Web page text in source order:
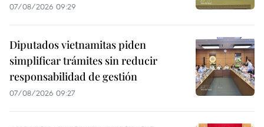
07/08/2026 09:29
Diputados vietnamitas piden
simplificar trámites sin reducir
responsabilidad de gestión
07/08/2026 09:27